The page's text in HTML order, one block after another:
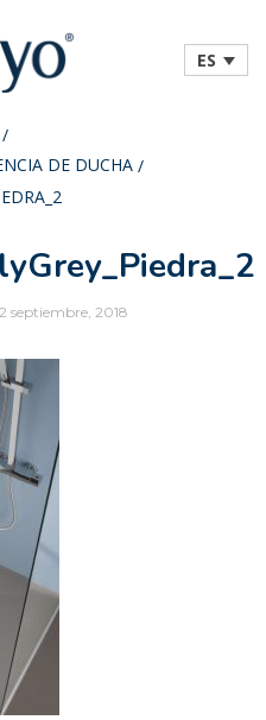
ES
/
DE DUCHA /
septiembre, 2018